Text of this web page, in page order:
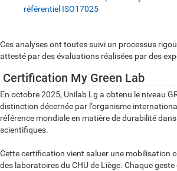
référentiel ISO17025
Ces analyses ont toutes suivi un processus
attesté par des évaluations réalisées par des
Certification My Green Lab
En octobre 2025, Unilab Lg a obtenu le niveau
distinction décernée par l’organisme international
référence mondiale en matière de durabilité
scientifiques.
Cette certification vient saluer une mobilisation
des laboratoires du CHU de Liège. Chaque